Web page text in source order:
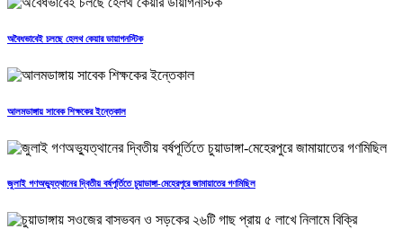
অবৈধভাবেই চলছে হেলথ কেয়ার ডায়াগনস্টিক
আলমডাঙ্গায় সাবেক শিক্ষকের ইন্তেকাল
জুলাই গণঅভ্যুত্থানের দ্বিতীয় বর্ষপূর্তিতে চুয়াডাঙ্গা-মেহেরপুরে জামায়াতের গণমিছিল